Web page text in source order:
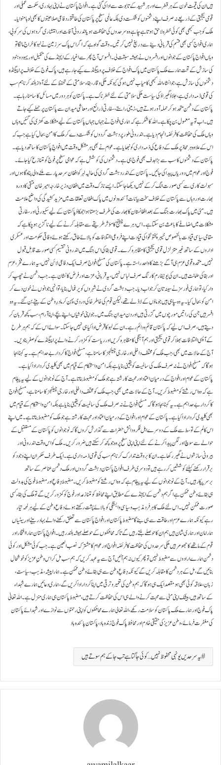
ہیں ان کی قیمت خون کے ہر قطرے اور ہر شہید کے تابوت سے ادا کی گئی ہے۔ افواج پاکستان نے اپنی بہادری، حکمت عملی اور
قومی یکجہتی کے ذریعے نہ صرف اپنے دشمنوں کو شکست دی بلکہ عالمی سطح پر پاکستان کی طاقتور دفاعی صلاحیتوں کا بھی لوہا منوایا۔
ملک کو جب کبھی بھی کوئی خطرہ لاحق ہوتا ہے چاہے وہ سرحدوں کی حفاظت ہو یا اندرونی آفات اور انتشاری گروہوں کی سرکوبی،
ہماری افواج کسی بھی قسم کی قربانی دینے سے دریغ نہیں کرتیں۔ وقت گواہ ہے کہ اگر اس پاک سرزمین نے لہو کا خراج مانگا تو
وہاں افواج پاکستان کے جوانوں اور افسروں نے ہمیشہ سبقت لی۔ افسوس آج پھر سے اغیار کے ایجنڈے کی تکمیل اور یہود و ہنود
کی سازش کے تحت ہمارے ملک پاکستان میں پاک افواج کے خلاف پروپیگنڈے کیے جا رہے ہیں، پاک فوج کے خلاف پراپیگنڈہ
دشمنوں کی سازش ہے، جو انشاءاللہ کبھی کامیاب نہیں ہوگی کیونکہ ملکی وقار، بقاء سلامتی کے تحفظ کے لئے آواز بلند کرنا ہم سب
کی قومی ذمہ داری ہے، جلاؤ گھیراؤ کی سیاست ملکی سلامتی کے لئے خطرناک ہے۔ پاکستان کو ہر دور میں مسائل کا سامنا رہا ہے۔
پاکستان کے دشمن متحد ہو کر حملہ آور ہوتے ہیں، زمینی راستے، سفارتی ذرائع اور معاشی میدان سے پاکستان پر حملے کیے جاتے
ہیں۔ اب تو یہ معمول بن چکا ہے۔ اللہ کا شکر ہے کہ ہماری افواج نے جہاں جہاں پاکستان کے لیے مشکلات کھڑی کی گئیں وہاں
وہاں ملک کی حفاظت کا فریضہ انجام دیا ہے۔ اندرونی طور پر دہشت گردوں کو شکست دے کر ملک کا امن بحال کیا ہے جب کہ
اس کے علاوہ ہر محاذ پر ملک کے دفاع کی ذمہ داری کو نبھایا ہے۔ عوام نے بھی ہر مشکل وقت میں افواجِ پاکستان کا ساتھ دیا ہے۔
پاکستان کے دشمنوں کا سب سے بڑا ہدف بھی فوج ہی ہے۔ دشمنوں کی کوشش ہے کہ عوامی سطح پر فوج کو متنازع کیا جائے۔
فوج اور عوام میں دوریاں پیدا کی جائیں۔ پاکستان کے اندر دہشت گردی کی حالیہ لہر کو افغان سرحد پار سے ملنے والی پناہ گاہوں اور
سہولت کاری سے کسی صورت الگ کر کے نہیں دیکھا جا سکتا۔ ایسے نازک وقت میں افغان وزیر خارجہ امیر خان متقی کا دورہ
بھارت اور وہاں سے پاکستان کے خلاف سخت بیانات آئندہ دنوں میں پاک افغان تعلقات میں مزید کشیدگی کی واضح علامت
ہیں۔ مئی میں پاک بھارت جنگ کے بعد افغانستان کا بھارت کی طرف بڑھتا ہوا جھکاؤ پاکستان کے لیے سکیورٹی اور سفارتی
مشکلات میں اضافے کا باعث بن سکتا ہے۔ اس دہرے چیلنج کا مؤثر طریقے سے مقابلہ کرنے کے لیے ناگزیر ہو چکا ہے کہ
مقامی سیاسی قیادت بالخصوص خیبرپختونخوا کی قیادت اپنے فروعی اختلافات کو بالائے طاق رکھتے ہوئے وفاقی حکومت اور عسکری
اداروں کے ساتھ غیر متزلزل قومی یکجہتی کا مظاہرہ کرے۔ قومی بقا کی اس جنگ میں اندرونی تقسیم کسی صورت قابلِ قبول
نہیں۔ متحدہ قومی عزم ہی آگے بڑھنے کا واحد راستہ ہے۔ پاکستان کی مسلح افواج صرف ایک دفاعی لائن نہیں، یہ ہمارے فخر، عزم
اور بقا کی ضمانت ہیں۔ ان کی یونیفارم کا رنگ صرف لباس نہیں، یہ قربانی، عزت اور فرض کا نشان ہے۔ جب دشمن نے چھپ کر
وار کیا، تو ہماری فورسز نے سینہ تان کر جواب دیا۔ جب دہشت گردی نے شہروں کو یرغمال بنایا، تو انہی جوانوں نے خون دے کر
امن کو بحال کیا۔ یہ وہ سپاہی ہیں جو ماؤں کے لاڈلے تھے، لیکن قوم کی خاطر خاکی وردی پہن کر مادرِ وطن کے بیٹے بن گئے۔ یہ وہ
افسر ہیں جن کی راتیں مورچوں میں گزرتی ہیں اور دن میدانِ جنگ میں۔ جو اپنی خوشیاں، اپنے بچے، اپنا آرام، سب کچھ قربان کر
دیتے ہیں، صرف اس لیے کہ پاکستان قائم و دائم رہے۔ ان کے لہو کا قرض ادا کیا ہی نہیں جا سکتا۔ سوائے اس کے کہ ہم ہرطرح
کے آپسی اختلافات بھلا کر قومی یکجہتی اور ہم آہنگی کا مظاہرہ کریں اور ریاست کو کمزور کرنے والے پراپیگنڈے کو صفر بنا دیں۔
آج کے حالات میں بھی، جب ملک کو مختلف داخلی اور خارجی چیلنجز کا سامنا ہے، مسلح افواج کا کردار بے حد اہم ہے۔ یہ کہنا بجا
ہوگا کہ مسلح افواج نے نہ صرف ملک کی سالمیت کو یقینی بنایاہے بلکہ امن و استحکام کے قیام میں بھی کلیدی کردار ادا کیا ہے۔
پاکستان کے عوام اور افواج کے درمیان اعتماد اور محبت کا رشتہ ہے جو ملک کو مضبوط بناتاہے۔ آج کے نوجوانوں کے لیے یہ پیغام
ہے کہ وہ اس رشتے کو مضبوط کریں۔ آج کے حالات میں بھی، جب ملک کو مختلف داخلی اور خارجی چیلنجز کا سامنا ہے، مسلح افواج
کا کردار بے حد اہم ہے۔ یہ کہنا بجا ہوگا کہ مسلح افواج نے نہ صرف ملک کی سالمیت کو یقینی بنایاہے بلکہ امن و استحکام کے قیام میں
بھی کلیدی کردار ادا کیا ہے۔پاکستان کے عوام اور افواج کے درمیان اعتماد اور محبت کا رشتہ ہے جو ملک کو مضبوط بناتاہے۔ میں اپنے
اس کالم کے توسط سے ملک کے دوسرے اہل فکر و دانش حضرات سے گذارش کروں گا کہ نوجوانوں کو پاکستان کے مستقبل کے
حوالے سے سوچ اور لگن پیدا کرنے کےلئے اپنی اپنی سطح پر وہ جو کچھ کر سکتے ہیں ضرورکریں۔ ملک کو اس وقت اندرونی اور
بیرونی سازشوں نے گھیر رکھا ہے۔ ان کا بروقت تدارک کرنا ہم سب کی قومی ذمہ داری ہے۔ ایک طرف حکمران اپنے وجود کو
برقرار رکھنے کیلئے کوششیں کر رہے ہیں تو دوسری طرف افواج پاکستان دہشت گردوں اور ملک دشمن عناصر کے ساتھ
برسرپیکار ہیں۔ آج کے نوجوانوں کے لیے یہ پیغام ہے کہ وہ اس رشتے کو مضبوط کریں۔ مضبوط دِفاعِ اور مضبوط فوج کی بدولت
ہی بقائے وطن ممکن ہے اگر ہم دشمن کے ایجنڈے کے مطابق اپنے محافظ کو متنازعہ اور فوج کو کمزور کریں گے تو ملک کی بقاء کسی
صورت ممکن نہیں۔ اس لئے ملک کا ہر فرد مذہب و سیاسی وابستگی کو بالائے پشت رکھتے ہوئے دفاع وطن کے لیے ہر لمحہ تیار
رہے کیونکہ ہمارے عزم اور طاقت سے ہی بنے گا مضبوط پاکستان اور افواج پاکستان سے تعلق رکھنے والے بہادر بیٹے اور بیٹیاں
ہمارا مان اور ہماری شان ہیں ہم ان کا حوصلے بنتے رہیں گے تاکہ محافظوں کے حوصلے ہمیشہ بلند رہیں۔ افواجِ پاکستان ہمارا افتخار اور
قوم کے ماتھے کا جھومر ہیں ملکی سرحدوں کی حفاظت کا فریضہ افواج اور عوام کا مشترکہ نصب العین ہے۔ جب کوئی مشکل اور کوئی
دشمن ہمارے ارادوں سے مضبوط نہیں تو پھر کیوں نہ ہم آئیں آج سے یہ عہد کریں کہ ہم سب مل کر اس وطنِ عزیز کو خوشحال
بنائیں گے، مل کے ہر دشمن کا مقابلہ کریں گے کیونکہ دِفاعِ وطن سے ہی بقائے وطن ممکن ہے۔ ہمارا پیشہ، مذہب، سیاست،
زبان، علاقہ کوئی بھی ہو مقصد ایک ہی ہو گا کہ ہم وطن کی تعمیر و ترقی میں اپنا کردار ادا کریں گے، ہماری دعائیں ہمارے شہداء
کے ساتھ ہیں، بیشک اپنی مٹی سے محبت کرنے والے ہی اس کی حفاظت کرتے ہیں، مضبوط پاکستان ہی ہماری منزل ہے۔ اللہ تعالیٰ
پاک فوج اور ہمارے ملک پاکستان کو سلامت رکھے، اللہ تعالی ہمارے محافظوں کو اپنی رحمتوں سے نوازے اور شہدائے پاکستان
کی مغفرت فرمائے، وطن عزیز کی حقیقی خادم اور محافظ پاک فوج زندہ باد، پاکستان پائندہ باد
یہ سرحدیں یونہی محفوظ نہیں… کوئی جاگتا ہے تب جا کے ہم سوتے ہیں